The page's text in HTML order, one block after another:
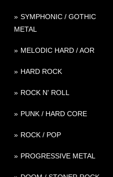
SYMPHONIC / GOTHIC
METAL
MELODIC HARD / AOR
HARD ROCK
ROCK N' ROLL
PUNK / HARD CORE
ROCK / POP
PROGRESSIVE METAL